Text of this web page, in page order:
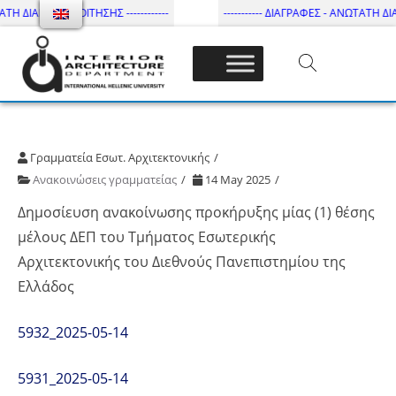
ΔΙΑΡΚΕΙΑ ΦΟΙΤΗΣΗΣ ------------ ----------- ΔΙΑΓΡΑΦΕΣ - ΑΝΩΤΑΤΗ
Τμήμα Εσωτ. Αρχιτεκτονικής – ΔΙ.ΠΑ.Ε
Γραμματεία Εσωτ. Αρχιτεκτονικής
Ανακοινώσεις γραμματείας
14 May 2025
Δημοσίευση ανακοίνωσης προκήρυξης μίας (1) θέσης
μέλους ΔΕΠ του Τμήματος Εσωτερικής
Αρχιτεκτονικής του Διεθνούς Πανεπιστημίου της
Ελλάδος
5932_2025-05-14
5931_2025-05-14